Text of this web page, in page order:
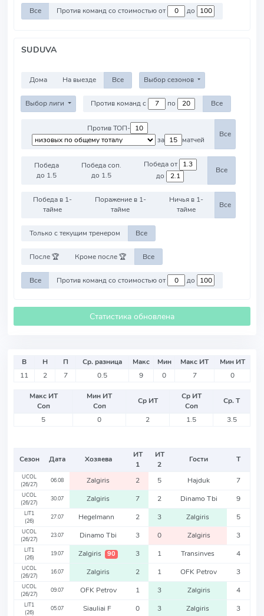
Все Против команд со стоимостью от до
SUDUVA
Дома На выезде Все Выбор сезонов
Выбор лиги Против команд с по Все
Против ТОП-
за
матчей
Все
Победа
до 1.5
Победа соп.
до 1.5
Победа от
до
Все
Победа в 1-
тайме
Поражение в 1-
тайме
Ничья в 1-
тайме
Все
Только с текущим тренером Все
После 🏆 Кроме после 🏆 Все
Все Против команд со стоимостью от до
Статистика обновлена
В Н П Ср. разница Макс Мин Макс ИТ
Мин ИТ
11
2 7 0.5 9 0 7 0
Макс ИТ
Соп
Мин ИТ
Соп
Ср ИТ
Ср ИТ
Соп
Ср. Т
5
0 2 1.5 3.5
Сезон Дата Хозяева
ИТ
1
ИТ
2
Гости Т
UCOL
(26/27)
06.08 Zalgiris 2 5 Hajduk 7
UCOL
(26/27)
30.07 Zalgiris 7 2 Dinamo Tbi 9
LIT1
(26)
27.07 Hegelmann 2 3 Zalgiris 5
UCOL
(26/27)
23.07 Dinamo Tbi 3 0 Zalgiris 3
LIT1
(26)
19.07 Zalgiris 90 3 1 Transinves 4
UCOL
(26/27)
16.07 Zalgiris 2 1 OFK Petrov 3
UCOL
(26/27)
09.07 OFK Petrov 1 3 Zalgiris 4
LIT1
(26)
05.07 Siauliai F 0 3 Zalgiris 3